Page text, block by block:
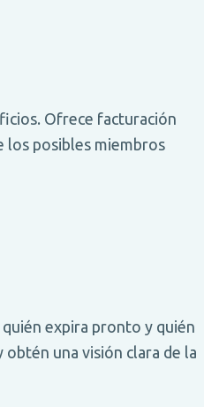
Ofrece facturación
los posibles miembros
expira pronto y quién
una visión clara de la